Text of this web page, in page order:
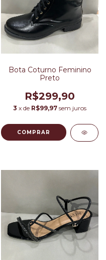
Bota Coturno Feminino
Preto
R$299,90
3 x de R$99,97 sem juros
COMPRAR